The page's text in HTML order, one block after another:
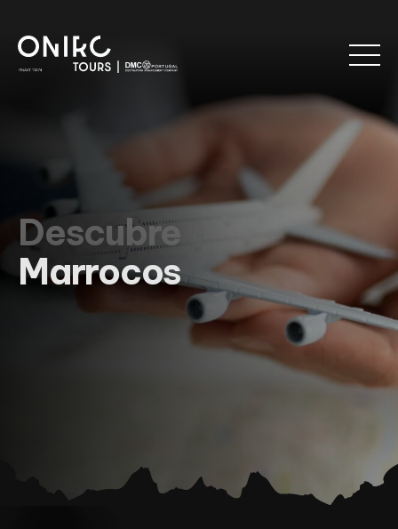
Descubre
Marrocos